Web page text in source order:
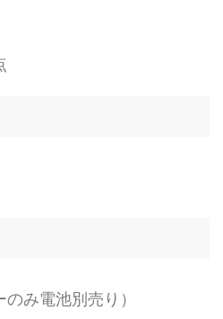
み電池別売り）